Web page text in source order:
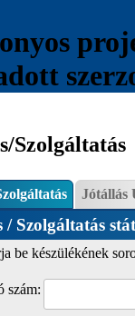
Szolgáltatás
Jótállás
/ Szolgáltatás
be készülékének
szám: